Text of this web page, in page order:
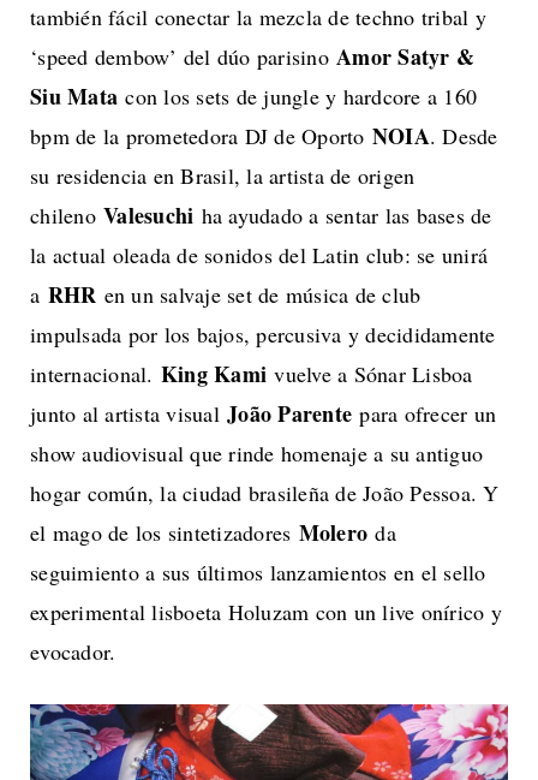
también fácil conectar la mezcla de techno tribal y
‘speed dembow’ del dúo parisino Amor Satyr &
Siu Mata con los sets de jungle y hardcore a 160
bpm de la prometedora DJ de Oporto NOIA. Desde
su residencia en Brasil, la artista de origen
chileno Valesuchi ha ayudado a sentar las bases de
la actual oleada de sonidos del Latin club: se unirá
a RHR en un salvaje set de música de club
impulsada por los bajos, percusiva y decididamente
internacional. King Kamivuelve a Sónar Lisboa
junto al artista visual João Parentepara ofrecer un
show audiovisual que rinde homenaje a su antiguo
hogar común, la ciudad brasileña de João Pessoa. Y
el mago de los sintetizadores Moleroda
seguimiento a sus últimos lanzamientos en el sello
experimental lisboeta Holuzam con un live onírico y
evocador.